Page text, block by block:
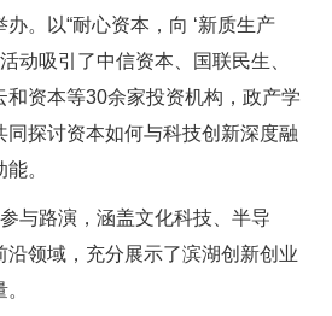
。以“耐心资本，向 ‘新质生产
动吸引了中信资本、国联民生、
和资本等30余家投资机构，政产学
同探讨资本如何与科技创新深度融
。
与路演，涵盖文化科技、半导
沿领域，充分展示了滨湖创新创业